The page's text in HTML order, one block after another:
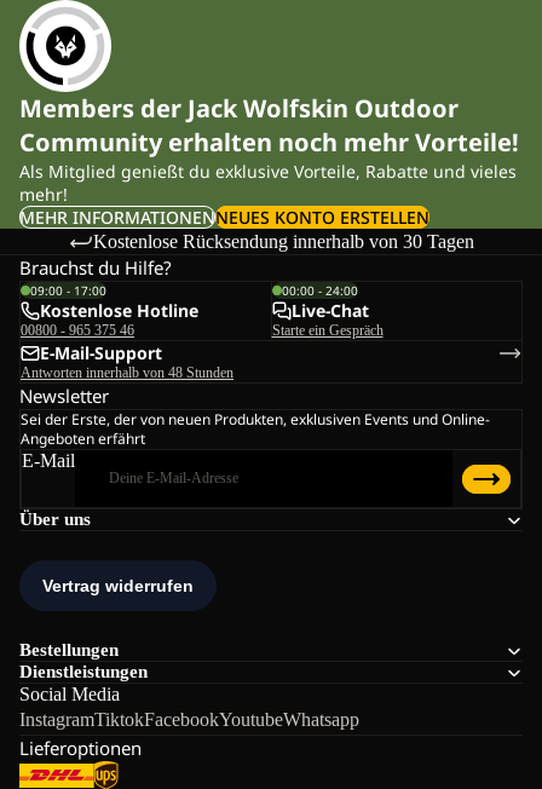
Members der Jack Wolfskin Outdoor
Community erhalten noch mehr Vorteile!
Als Mitglied genießt du exklusive Vorteile, Rabatte und vieles
mehr!
MEHR INFORMATIONENNEUES KONTO ERSTELLEN
Kostenlose Rücksendung innerhalb von 30 Tagen
Über uns
Bestellungen
Dienstleistungen
Social Media
InstagramTiktokFacebookYoutubeWhatsapp
Lieferoptionen
Brauchst du Hilfe?
09:00 - 17:00
Kostenlose Hotline
00800 - 965 375 46
00:00 - 24:00
Live-Chat
Starte ein Gespräch
E-Mail-Support
Antworten innerhalb von 48 Stunden
Newsletter
Sei der Erste, der von neuen Produkten, exklusiven Events und Online-
Angeboten erfährt
E-Mail